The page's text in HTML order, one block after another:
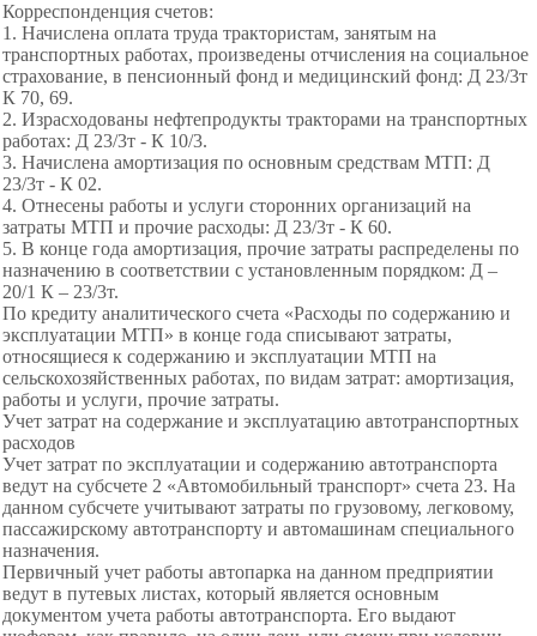
Корреспонденция счетов:
1. Начислена оплата труда трактористам, занятым на
транспортных работах, произведены отчисления на социальное
страхование, в пенсионный фонд и медицинский фонд: Д 23/3т
К 70, 69.
2. Израсходованы нефтепродукты тракторами на транспортных
работах: Д 23/3т - К 10/3.
3. Начислена амортизация по основным средствам МТП: Д
23/3т - К 02.
4. Отнесены работы и услуги сторонних организаций на
затраты МТП и прочие расходы: Д 23/3т - К 60.
5. В конце года амортизация, прочие затраты распределены по
назначению в соответствии с установленным порядком: Д –
20/1 К – 23/3т.
По кредиту аналитического счета «Расходы по содержанию и
эксплуатации МТП» в конце года списывают затраты,
относящиеся к содержанию и эксплуатации МТП на
сельскохозяйственных работах, по видам затрат: амортизация,
работы и услуги, прочие затраты.
Учет затрат на содержание и эксплуатацию автотранспортных
расходов
Учет затрат по эксплуатации и содержанию автотранспорта
ведут на субсчете 2 «Автомобильный транспорт» счета 23. На
данном субсчете учитывают затраты по грузовому, легковому,
пассажирскому автотранспорту и автомашинам специального
назначения.
Первичный учет работы автопарка на данном предприятии
ведут в путевых листах, который является основным
документом учета работы автотранспорта. Его выдают